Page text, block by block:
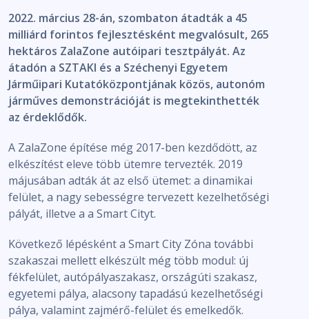
2022. március 28-án, szombaton átadták a 45
milliárd forintos fejlesztésként megvalósult, 265
hektáros ZalaZone autóipari tesztpályát. Az
átadón a SZTAKI és a Széchenyi Egyetem
Járműipari Kutatóközpontjának közös, autonóm
járműves demonstrációját is megtekinthették
az érdeklődők.
A ZalaZone építése még 2017-ben kezdődött, az
elkészítést eleve több ütemre tervezték. 2019
májusában adták át az első ütemet: a dinamikai
felület, a nagy sebességre tervezett kezelhetőségi
pályát, illetve a a Smart Cityt.
Következő lépésként a Smart City Zóna további
szakaszai mellett elkészült még több modul: új
fékfelület, autópályaszakasz, országúti szakasz,
egyetemi pálya, alacsony tapadású kezelhetőségi
pálya, valamint zajmérő-felület és emelkedők.